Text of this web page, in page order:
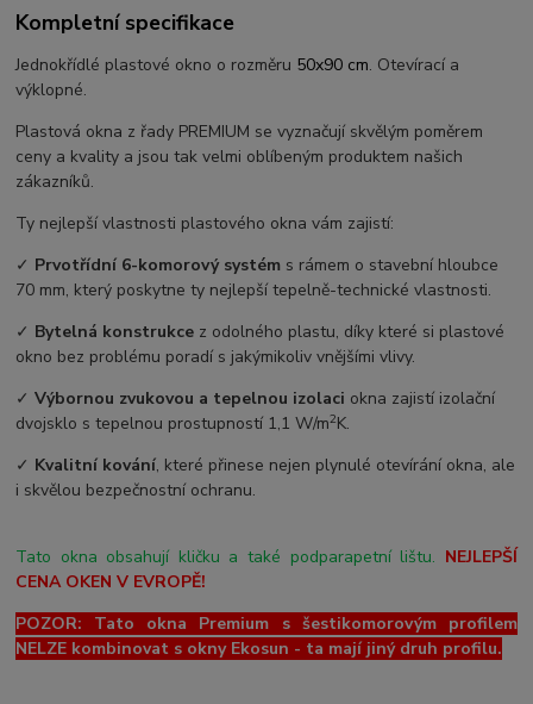
Kompletní specifikace
Jednokřídlé plastové okno o rozměru 50x90 cm. Otevírací a
výklopné.
Plastová okna z řady PREMIUM se vyznačují skvělým poměrem
ceny a kvality a jsou tak velmi oblíbeným produktem našich
zákazníků.
Ty nejlepší vlastnosti plastového okna vám zajistí:
✓ Prvotřídní 6-komorový systém s rámem o stavební hloubce
70 mm, který poskytne ty nejlepší tepelně-technické vlastnosti.
✓ Bytelná konstrukce z odolného plastu, díky které si plastové
okno bez problému poradí s jakýmikoliv vnějšími vlivy.
✓Výbornou zvukovou a tepelnou izolaci okna zajistí izolační
dvojsklo s tepelnou prostupností 1,1 W/m2K.
✓ Kvalitní kování, které přinese nejen plynulé otevírání okna, ale
i skvělou bezpečnostní ochranu.
Tato okna obsahují kličku a také podparapetní lištu. NEJLEPŠÍ
CENA OKEN V EVROPĚ!
POZOR: Tato okna Premium s šestikomorovým profilem
NELZE kombinovat s okny Ekosun - ta mají jiný druh profilu.